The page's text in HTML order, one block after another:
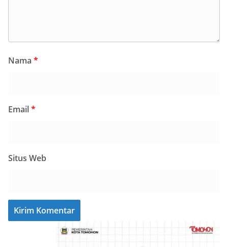
Nama *
Email*
Situs Web